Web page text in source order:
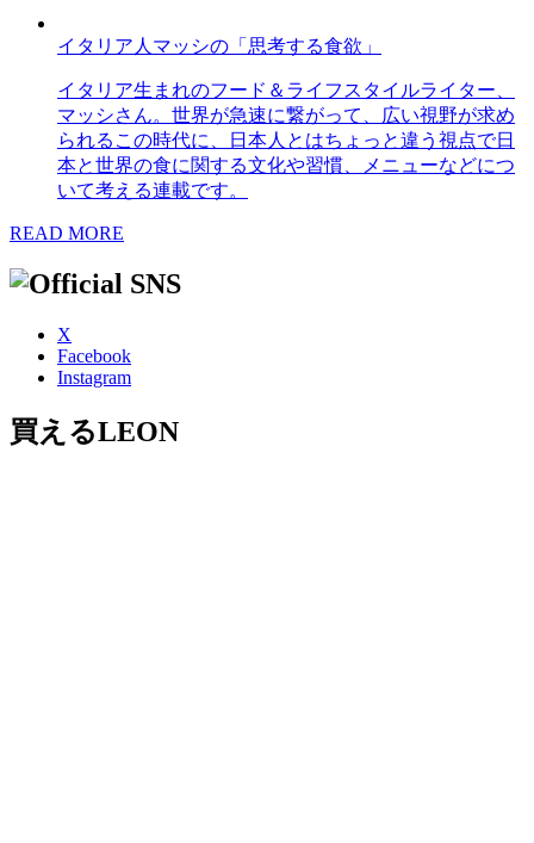
イタリア人マッシの「思考する食欲」
イタリア生まれのフード＆ライフスタイルライター、
マッシさん。世界が急速に繋がって、広い視野が求め
られるこの時代に、日本人とはちょっと違う視点で日
本と世界の食に関する文化や習慣、メニューなどにつ
いて考える連載です。
READ MORE
X
Facebook
Instagram
買えるLEON